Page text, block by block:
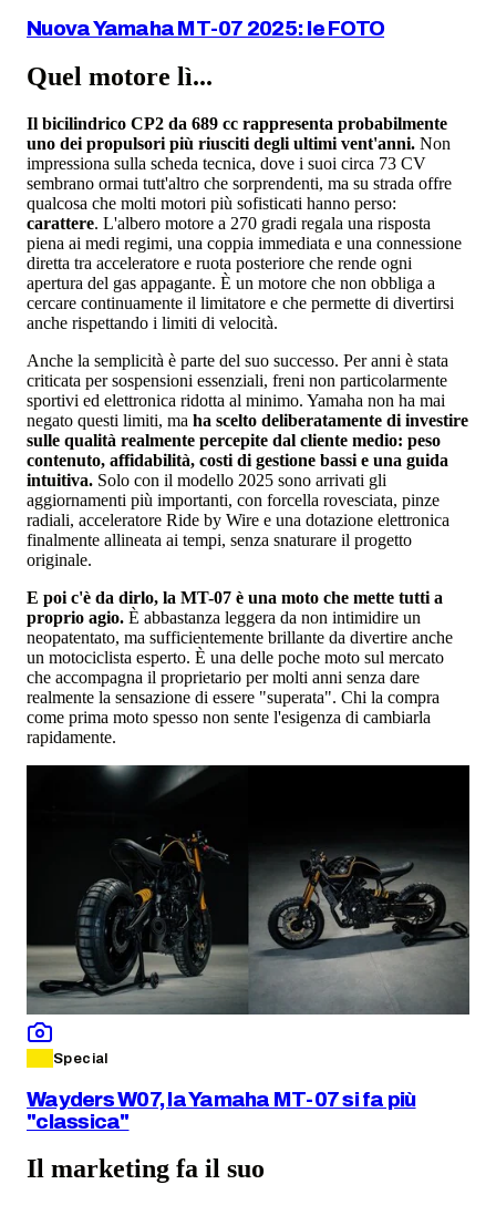
Nuova Yamaha MT-07 2025: le FOTO
Quel motore lì...
Il bicilindrico CP2 da 689 cc rappresenta probabilmente
uno dei propulsori più riusciti degli ultimi vent'anni. Non
impressiona sulla scheda tecnica, dove i suoi circa 73 CV
sembrano ormai tutt'altro che sorprendenti, ma su strada offre
qualcosa che molti motori più sofisticati hanno perso:
carattere. L'albero motore a 270 gradi regala una risposta
piena ai medi regimi, una coppia immediata e una connessione
diretta tra acceleratore e ruota posteriore che rende ogni
apertura del gas appagante. È un motore che non obbliga a
cercare continuamente il limitatore e che permette di divertirsi
anche rispettando i limiti di velocità.
Anche la semplicità è parte del suo successo. Per anni è stata
criticata per sospensioni essenziali, freni non particolarmente
sportivi ed elettronica ridotta al minimo. Yamaha non ha mai
negato questi limiti, ma ha scelto deliberatamente di investire
sulle qualità realmente percepite dal cliente medio: peso
contenuto, affidabilità, costi di gestione bassi e una guida
intuitiva. Solo con il modello 2025 sono arrivati gli
aggiornamenti più importanti, con forcella rovesciata, pinze
radiali, acceleratore Ride by Wire e una dotazione elettronica
finalmente allineata ai tempi, senza snaturare il progetto
originale.
E poi c'è da dirlo, la MT-07 è una moto che mette tutti a
proprio agio. È abbastanza leggera da non intimidire un
neopatentato, ma sufficientemente brillante da divertire anche
un motociclista esperto. È una delle poche moto sul mercato
che accompagna il proprietario per molti anni senza dare
realmente la sensazione di essere "superata". Chi la compra
come prima moto spesso non sente l'esigenza di cambiarla
rapidamente.
Special
Wayders W07, la Yamaha MT-07 si fa più
"classica"
Il marketing fa il suo